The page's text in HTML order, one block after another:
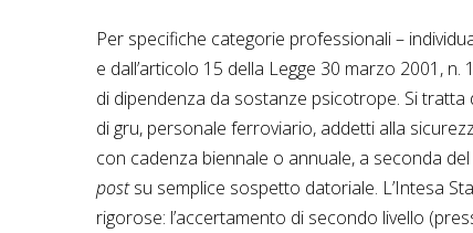
Per specifiche categorie professionali –
e dall’articolo 15 della Legge 30 marzo 2001,
di dipendenza da sostanze psicotrope. Si
di gru, personale ferroviario, addetti alla
con cadenza biennale o annuale, a seconda
postsu semplice sospetto datoriale. L’Intesa
rigorose: l’accertamento di secondo livello